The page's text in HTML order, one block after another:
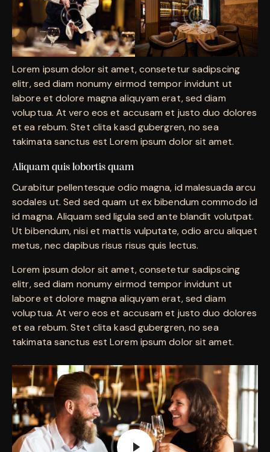
Lorem ipsum dolor sit amet, consetetur sadipscing
elitr, sed diam nonumy eirmod tempor invidunt ut
labore et dolore magna aliquyam erat, sed diam
voluptua. At vero eos et accusam et justo duo dolores
et ea rebum. Stet clita kasd gubergren, no sea
takimata sanctus est Lorem ipsum dolor sit amet.
Aliquam quis lobortis quam
Curabitur pellentesque odio magna, id malesuada arcu
sodales ut. Sed sed quam ut ex bibendum commodo id
id magna. Aliquam sed ligula sed ante blandit volutpat.
Ut bibendum, nisi et mattis vulputate, odio arcu aliquet
metus, nec dapibus risus risus quis lectus.
Lorem ipsum dolor sit amet, consetetur sadipscing
elitr, sed diam nonumy eirmod tempor invidunt ut
labore et dolore magna aliquyam erat, sed diam
voluptua. At vero eos et accusam et justo duo dolores
et ea rebum. Stet clita kasd gubergren, no sea
takimata sanctus est Lorem ipsum dolor sit amet.